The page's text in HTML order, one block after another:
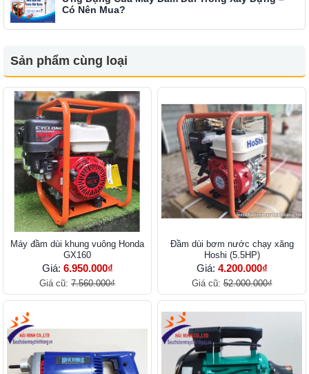
Có Nên Mua?
Sản phẩm cùng loại
Máy đầm dùi khung vuông Honda
GX160
Giá: 6.950.000₫
Giá cũ: 7.560.000₫
Đầm dùi bơm nước chạy xăng
Hoshi (5.5HP)
Giá: 4.200.000₫
Giá cũ:52.000.000₫